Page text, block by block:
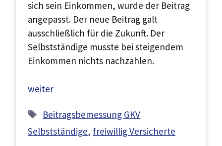
sich sein Einkommen, wurde der Beitrag
angepasst. Der neue Beitrag galt
ausschließlich für die Zukunft. Der
Selbstständige musste bei steigendem
Einkommen nichts nachzahlen.
weiter
Schlagwörter
Beitragsbemessung GKV
Selbstständige, freiwillig Versicherte